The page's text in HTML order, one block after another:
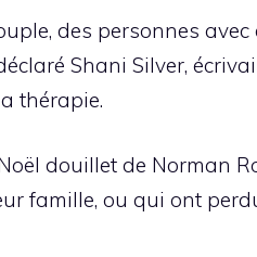
des personnes avec
Shani Silver,
thérapie.
douillet de Norman
famille, ou qui ont